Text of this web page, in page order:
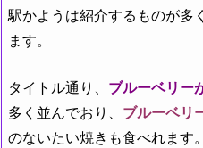
駅かようは紹介するものが多
ます。
タイトル通り、 ブルーベリー
多く並んでおり、 ブルーベリ
のないたい焼きも食べれます。